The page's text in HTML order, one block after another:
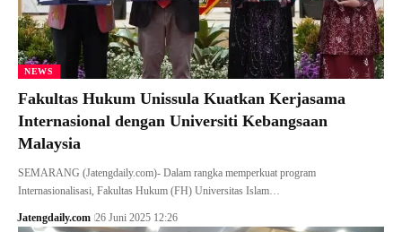
NEWS
Fakultas Hukum Unissula Kuatkan Kerjasama
Internasional dengan Universiti Kebangsaan
Malaysia
SEMARANG (Jatengdaily.com)- Dalam rangka memperkuat program
Internasionalisasi, Fakultas Hukum (FH) Universitas Islam…
Jatengdaily.com 26 Juni 2025 12:26